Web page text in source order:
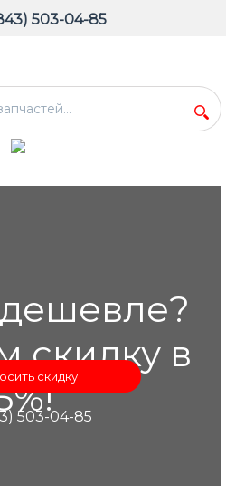
503-04-85
скидку в
скидку
503-04-85